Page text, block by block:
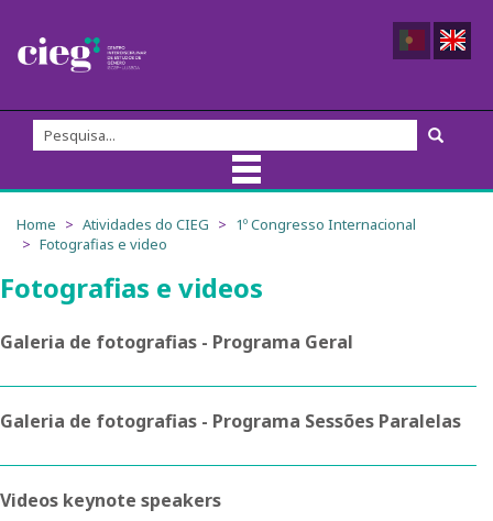
Sobre nós
Fundadores/as
Comissão Externa de Acompanhamento
Home Atividades do CIEG
1º Congresso Internacional
Fotografias e video
Fotografias e videos
Galeria de fotografias - Programa Geral
Galeria de fotografias - Programa Sessões Paralelas
Videos keynote speakers